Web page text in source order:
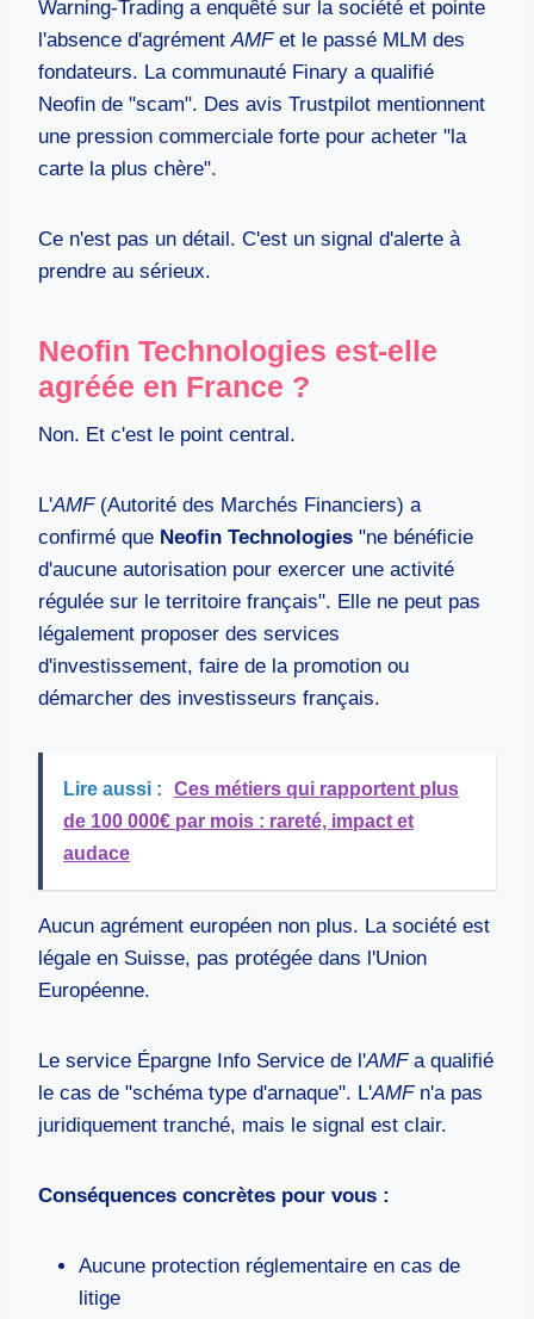
Warning-Trading a enquêté sur la société et pointe
l'absence d'agrémentAMFet le passé MLM des
fondateurs. La communauté Finary a qualifié
Neofin de "scam". Des avis Trustpilot mentionnent
une pression commerciale forte pour acheter "la
carte la plus chère".
Ce n'est pas un détail. C'est un signal d'alerte à
prendre au sérieux.
Neofin Technologies est-elle
agréée en France ?
Non. Et c'est le point central.
L'AMF(Autorité des Marchés Financiers) a
confirmé que Neofin Technologies "ne bénéficie
d'aucune autorisation pour exercer une activité
régulée sur le territoire français". Elle ne peut pas
légalement proposer des services
d'investissement, faire de la promotion ou
démarcher des investisseurs français.
Lire aussi :
Ces métiers qui rapportent plus
de 100 000€ par mois : rareté, impact et
audace
Aucun agrément européen non plus. La société est
légale en Suisse, pas protégée dans l'Union
Européenne.
Le service Épargne Info Service de l'AMFa qualifié
le cas de "schéma type d'arnaque". L'AMFn'a pas
juridiquement tranché, mais le signal est clair.
Conséquences concrètes pour vous :
Aucune protection réglementaire en cas de
litige